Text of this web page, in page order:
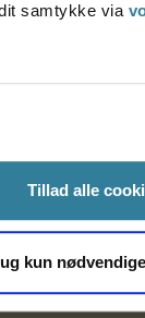
samtykke via
Tillad alle
kun
Aalborg